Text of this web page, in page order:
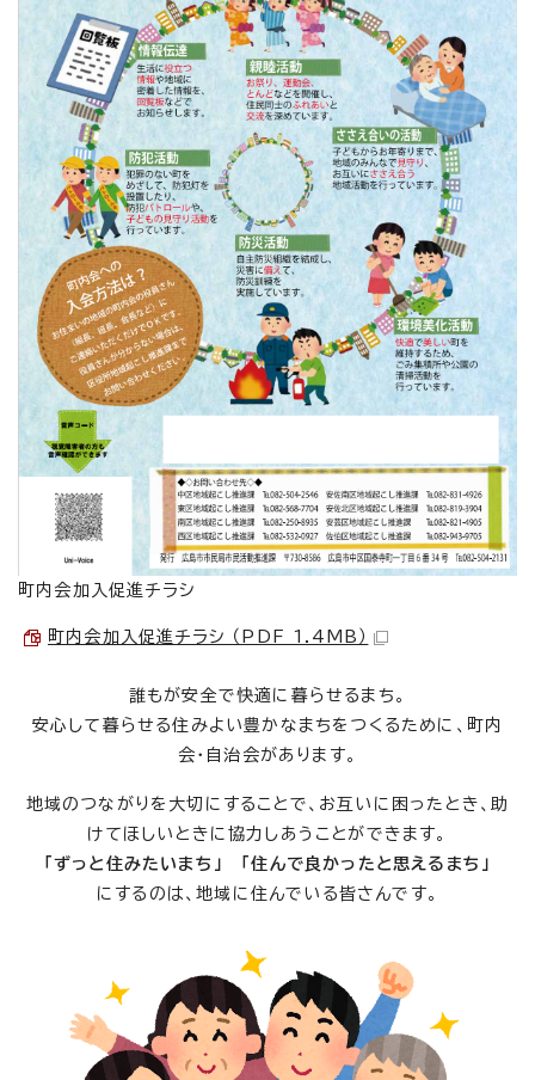
町内会加入促進チラシ
町内会加入促進チラシ （PDF 1.4MB）
誰もが安全で快適に暮らせるまち。
安心して暮らせる住みよい豊かなまちをつくるために、町内
会・自治会があります。
地域のつながりを大切にすることで、お互いに困ったとき、助
けてほしいときに協力しあうことができます。
「ずっと住みたいまち」 「住んで良かったと思えるまち」
にするのは、地域に住んでいる皆さんです。